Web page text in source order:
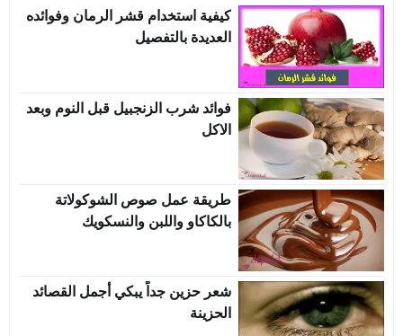
كيفية استخدام قشر الرمان وفوائده
العديدة بالتفصيل
فوائد شرب الزنجبيل قبل النوم وبعد
الاكل
طريقة عمل صوص الشوكولاتة
بالكاكاو واللبن والنسكويك
شعر حزين جداً يبكي أجمل القصائد
الحزينة